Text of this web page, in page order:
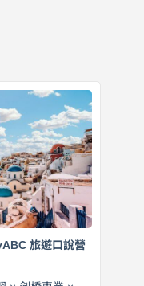
旅遊口說營